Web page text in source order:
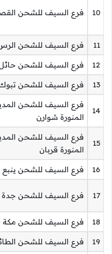
10 فرع السيف للشحن
11 فرع السيف للشحن
12 فرع السيف للشحن
13 فرع السيف للشحن
14
فرع السيف للشحن
المنورة شوارن
15
فرع السيف للشحن
المنورة قربان
16 فرع السيف للشحن ينبع
17 فرع السيف للشحن جدة
18 فرع السيف للشحن مكة
19 فرع السيف للشحن